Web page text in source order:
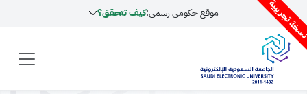
تجريبية موقع حكومي رسمي:كيف تتحقق؟